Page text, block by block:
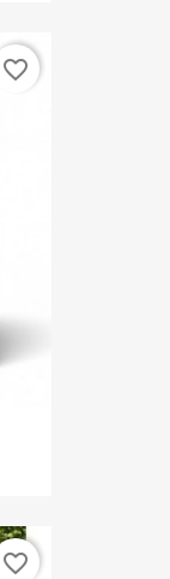
favorite_border
favorite_border